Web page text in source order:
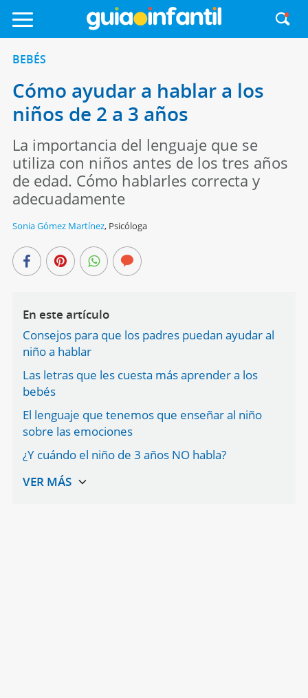
BEBÉS
Cómo ayudar a hablar a los
niños de 2 a 3 años
La importancia del lenguaje que se
utiliza con niños antes de los tres años
de edad. Cómo hablarles correcta y
adecuadamente
Sonia Gómez Martínez, Psicóloga
En este artículo
Consejos para que los padres puedan ayudar al
niño a hablar
Las letras que les cuesta más aprender a los
bebés
El lenguaje que tenemos que enseñar al niño
sobre las emociones
¿Y cuándo el niño de 3 años NO habla?